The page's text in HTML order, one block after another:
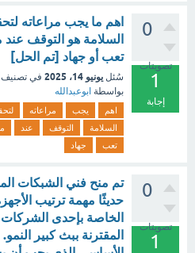
0
تصويتات
1
إجابة
اهم ما يجب مراعاته
السلامة هو التوقف
تعب أو جهاد [تم الحل]
سُئل يونيو 14، 2025 في تصنيف
بواسطة ابوعبدالله
اهم يجب مراعاته
السلامة
التوقف عند
تعب
جهاد
0
تصويتات
1
تم منح فني الشبكات
حديثًا مهمة ترتيب
الخاصة بإحدى الشركات
المقترنة ببث كبير